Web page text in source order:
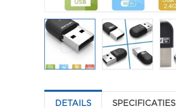
DETAILS SPECIFICATIES